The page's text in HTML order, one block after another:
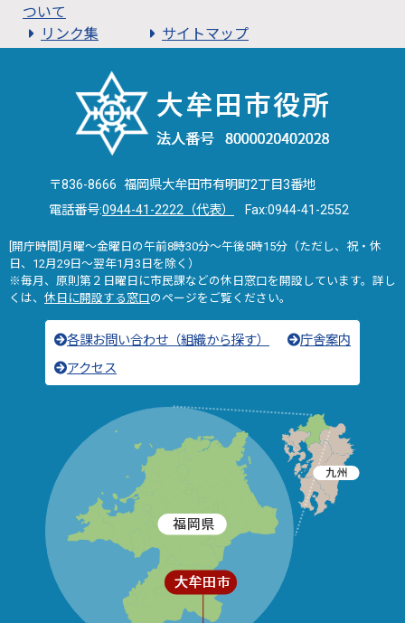
ついて
リンク集
サイトマップ
〒836-8666 福岡県大牟田市有明町2丁目3番地
電話番号:0944-41-2222（代表） Fax:0944-41-2552
[開庁時間]月曜～金曜日の午前8時30分～午後5時15分（ただし、祝・休
日、12月29日～翌年1月3日を除く）
※毎月、原則第２日曜日に市民課などの休日窓口を開設しています。詳し
くは、 休日に開設する窓口のページをご覧ください。
各課お問い合わせ（組織から探す）
庁舎案内
アクセス